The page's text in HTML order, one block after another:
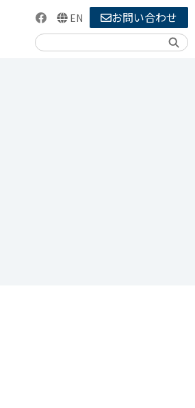
EN お問い合わせ
検索